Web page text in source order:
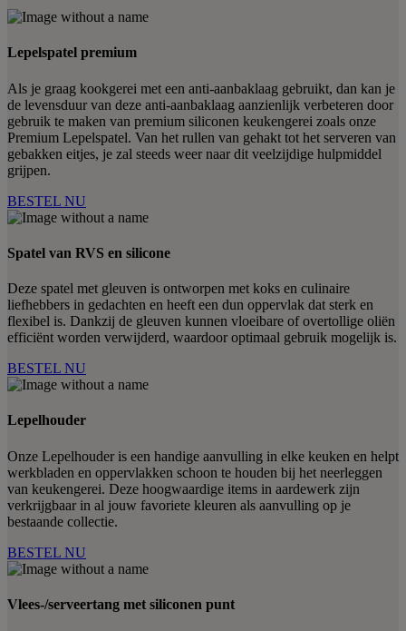
Lepelspatel premium
Als je graag kookgerei met een anti-aanbaklaag gebruikt, dan kan je
de levensduur van deze anti-aanbaklaag aanzienlijk verbeteren door
gebruik te maken van premium siliconen keukengerei zoals onze
Premium Lepelspatel. Van het rullen van gehakt tot het serveren van
gebakken eitjes, je zal steeds weer naar dit veelzijdige hulpmiddel
grijpen.
BESTEL NU
Spatel van RVS en silicone
Deze spatel met gleuven is ontworpen met koks en culinaire
liefhebbers in gedachten en heeft een dun oppervlak dat sterk en
flexibel is. Dankzij de gleuven kunnen vloeibare of overtollige oliën
efficiënt worden verwijderd, waardoor optimaal gebruik mogelijk is.
BESTEL NU
Lepelhouder
Onze Lepelhouder is een handige aanvulling in elke keuken en helpt
werkbladen en oppervlakken schoon te houden bij het neerleggen
van keukengerei. Deze hoogwaardige items in aardewerk zijn
verkrijgbaar in al jouw favoriete kleuren als aanvulling op je
bestaande collectie.
BESTEL NU
Vlees-/serveertang met siliconen punt